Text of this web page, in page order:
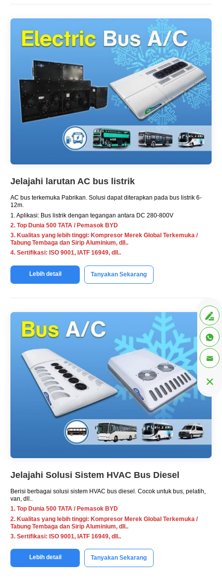
Jelajahi larutan AC bus listrik
AC bus terkemuka Pabrikan. Solusi dapat diterapkan pada bus listrik 6-
12m.
1. Aplikasi: Bus listrik dengan tegangan antara DC 280-800V
2. Top Dunia 500 TATA / Pemasok BYD
3. Kualitas yang lebih tinggi: Kompresor Merek Global Terkemuka /
Tabung Tembaga dan Sirip Aluminium, dll..
4. Sertifikasi: ISO 9001, IATF 16949, dll..
Lebih detail Tanyakan Sekarang
Jelajahi Solusi Sistem HVAC Bus Diesel
Berisi berbagai solusi sistem HVAC bus diesel. Cocok untuk bus, pelatih,
van, dll..
1. Top Dunia 500 TATA / Pemasok BYD
2. Kualitas yang lebih tinggi: Kompresor Merek Global Terkemuka /
Tabung Tembaga dan Sirip Aluminium, dll..
3. Sertifikasi: ISO 9001, IATF 16949, dll..
Lebih detail Tanyakan Sekarang



